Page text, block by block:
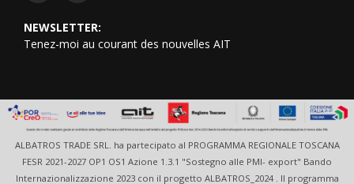
NEWSLETTER:
Tenez-moi au courant des nouvelles AIT
ALBATROS TRADE SRL. ha partecipato al PROGRAMMA REGIONALE TOSCANA
FESR 2021-2027 OP1 OS1 Azione 1.3.1 "Sostegno alle PMI- export" Bando
Internazionalizzazione 2023 con il progetto ALBATROS_2024 . Il programma